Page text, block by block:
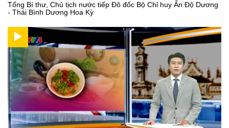
Tổng Bí thư, Chủ tịch nước tiếp Đô đốc Bộ Chỉ huy Ấn Độ Dương
- Thái Bình Dương Hoa Kỳ